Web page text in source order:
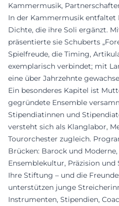
Kammermusik,
In der Kammermusik entfaltet
Dichte, die ihre Soli ergänzt.
präsentierte sie Schuberts
Spielfreude, die Timing,
exemplarisch verbindet; mit
eine über Jahrzehnte
Ein besonderes Kapitel ist
gegründete Ensemble
Stipendiatinnen und
versteht sich als Klanglabor,
Tourorchester zugleich.
Brücken: Barock und
Ensemblekultur, Präzision und
Ihre Stiftung – und die
unterstützen junge
Instrumenten, Stipendien,